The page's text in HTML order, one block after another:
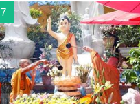
7